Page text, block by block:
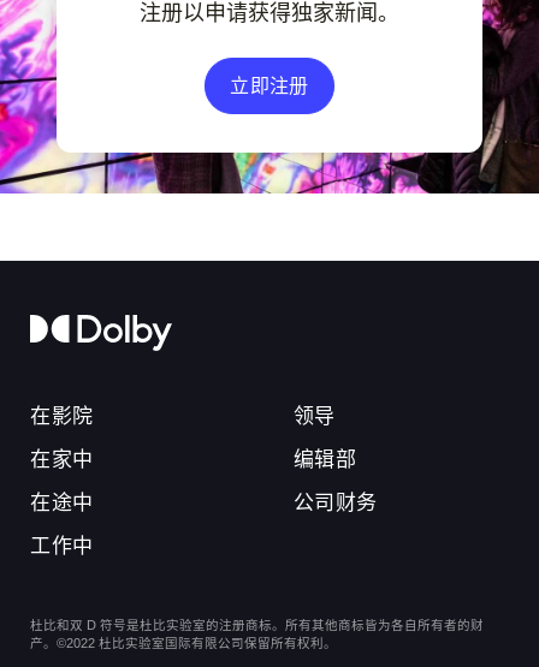
注册以申请获得独家新闻。
立即注册
在影院
在家中
在途中
工作中
领导
编辑部
公司财务
杜比和双 D 符号是杜比实验室的注册商标。所有其他商标皆为各自所有者的财
产。©2022 杜比实验室国际有限公司保留所有权利。